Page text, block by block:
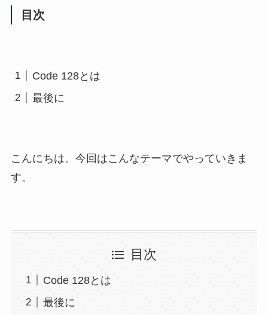
目次
Code 128とは
最後に
こんにちは。今回はこんなテーマでやっていきま
す。
目次
Code 128とは
最後に